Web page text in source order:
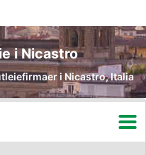
i Nicastro
i Nicastro, Italia